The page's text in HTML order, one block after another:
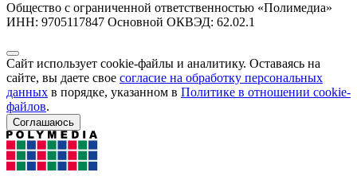
Общество с ограниченной ответственностью «Полимедиа»
ИНН: 9705117847 Основной ОКВЭД: 62.02.1
Сайт использует cookie-файлы и аналитику. Оставаясь на
сайте, вы даете свое согласие на обработку персональных
данных в порядке, указанном в Политике в отношении cookie-
файлов.
Соглашаюсь